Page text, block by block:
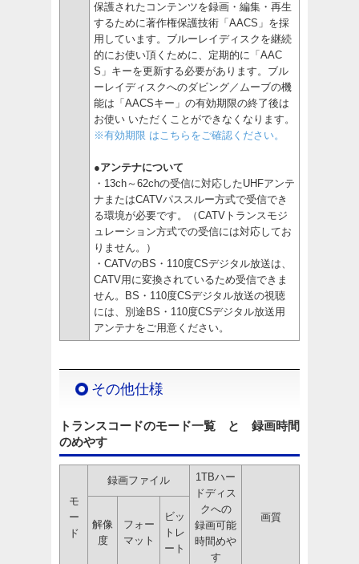
保護されたコンテンツを録画・編集・再生
するために著作権保護技術「AACS」を採
用しています。ブルーレイディスクを継続
的にお使い頂くために、定期的に「AAC
S」キーを更新する必要があります。ブル
ーレイディスクへのダビング／ムーブの機
能は「AACSキー」の有効期限の終了後は
お使い いただくことができなくなります。
※有効期限 はこちらをご確認ください。
●アンテナについて
・13ch～62chの受信に対応したUHFアンテ
ナまたはCATVパススルー方式で受信でき
る環境が必要です。（CATVトランスモジ
ュレーション方式での受信には対応してお
りません。）
・CATVのBS・110度CSデジタル放送は、
CATV用に変換されているため受信できま
せん。BS・110度CSデジタル放送の視聴
には、別途BS・110度CSデジタル放送用
アンテナをご用意ください。
その他仕様
トランスコードのモード一覧 と 録画時間
のめやす
モ
ー
ド
録画ファイル
1TBハー
ドディス
クへの
録画可能
時間めや
す
画質
解像
度
フォー
マット
ビッ
トレ
ート